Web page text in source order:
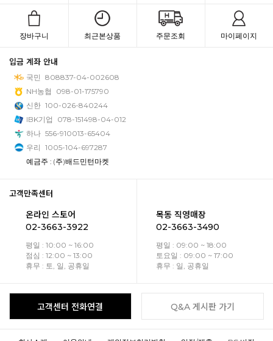
장바구니 최근본상품 주문조회 마이페이지
입금 계좌 안내
국민 808837-04-002608
NH농협
098-01-175790
신한 100-026-840244
IBK기업
078-151498-04-012
하나 556-910013-65404
우리 1005-104-697287
예금주 : (주)배드민턴마켓
고객만족센터
온라인 스토어
02-3663-3922
평일 : 10:00 ~ 16:00
점심 : 12:00 ~ 13:00
휴무 : 토, 일, 공휴일
목동 직영매장
02-3663-3490
평일 : 09:00 ~ 18:00
토요일 : 09:00 ~ 17:00
휴무 : 일, 공휴일
고객센터 전화연결 Q&A 게시판 가기